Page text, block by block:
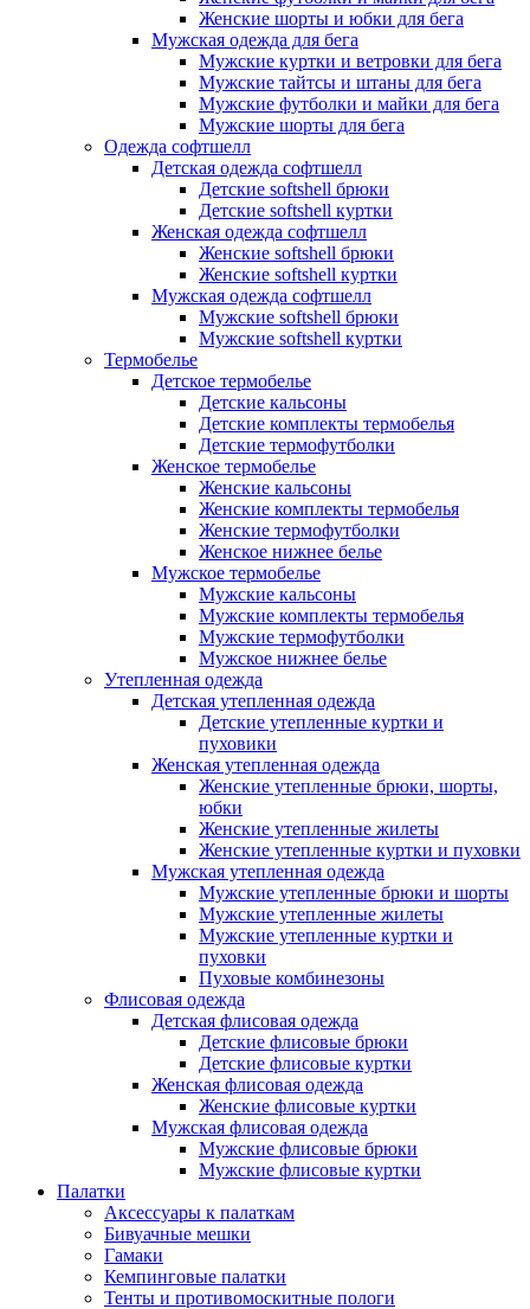
Женские шорты и юбки для бега
Мужская одежда для бега
Мужские куртки и ветровки для бега
Мужские тайтсы и штаны для бега
Мужские футболки и майки для бега
Мужские шорты для бега
Одежда софтшелл
Детская одежда софтшелл
Детские softshell брюки
Детские softshell куртки
Женская одежда софтшелл
Женские softshell брюки
Женские softshell куртки
Мужская одежда софтшелл
Мужские softshell брюки
Мужские softshell куртки
Термобелье
Детское термобелье
Детские кальсоны
Детские комплекты термобелья
Детские термофутболки
Женское термобелье
Женские кальсоны
Женские комплекты термобелья
Женские термофутболки
Женское нижнее белье
Мужское термобелье
Мужские кальсоны
Мужские комплекты термобелья
Мужские термофутболки
Мужское нижнее белье
Утепленная одежда
Детская утепленная одежда
Детские утепленные куртки и
пуховики
Женская утепленная одежда
Женские утепленные брюки, шорты,
юбки
Женские утепленные жилеты
Женские утепленные куртки и пуховки
Мужская утепленная одежда
Мужские утепленные брюки и шорты
Мужские утепленные жилеты
Мужские утепленные куртки и
пуховки
Пуховые комбинезоны
Флисовая одежда
Детская флисовая одежда
Детские флисовые брюки
Детские флисовые куртки
Женская флисовая одежда
Женские флисовые куртки
Мужская флисовая одежда
Мужские флисовые брюки
Мужские флисовые куртки
Палатки
Аксессуары к палаткам
Бивуачные мешки
Гамаки
Кемпинговые палатки
Тенты и противомоскитные пологи